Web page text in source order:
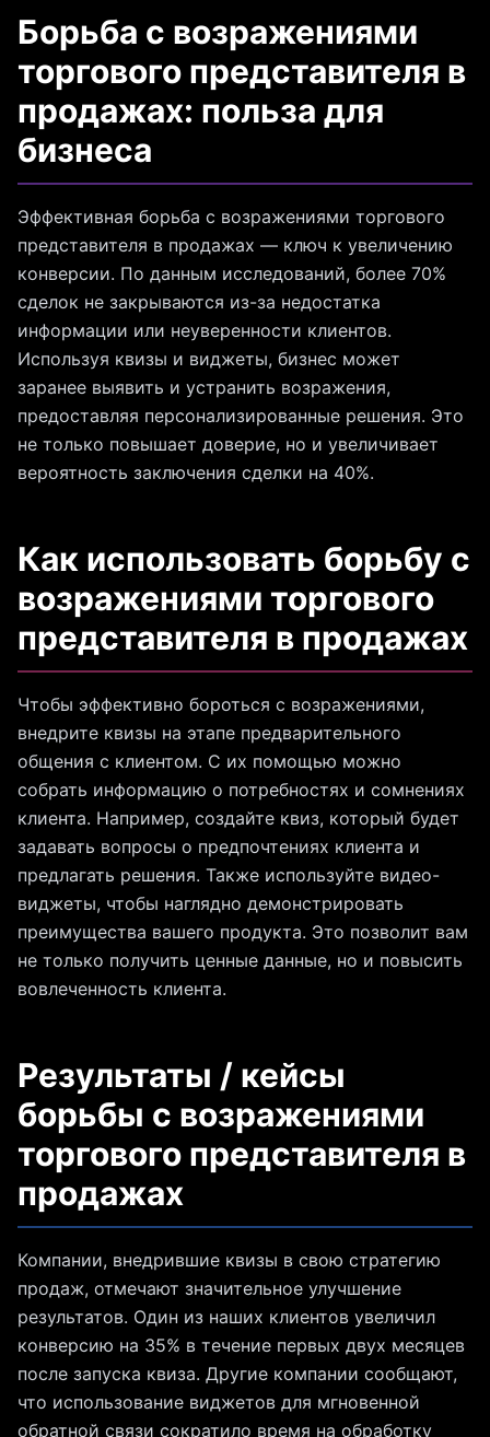
Борьба с возражениями
торгового представителя в
продажах: польза для
бизнеса
Эффективная борьба с возражениями торгового
представителя в продажах — ключ к увеличению
конверсии. По данным исследований, более 70%
сделок не закрываются из-за недостатка
информации или неуверенности клиентов.
Используя квизы и виджеты, бизнес может
заранее выявить и устранить возражения,
предоставляя персонализированные решения. Это
не только повышает доверие, но и увеличивает
вероятность заключения сделки на 40%.
Как использовать борьбу с
возражениями торгового
представителя в продажах
Чтобы эффективно бороться с возражениями,
внедрите квизы на этапе предварительного
общения с клиентом. С их помощью можно
собрать информацию о потребностях и сомнениях
клиента. Например, создайте квиз, который будет
задавать вопросы о предпочтениях клиента и
предлагать решения. Также используйте видео-
виджеты, чтобы наглядно демонстрировать
преимущества вашего продукта. Это позволит вам
не только получить ценные данные, но и повысить
вовлеченность клиента.
Результаты / кейсы
борьбы с возражениями
торгового представителя в
продажах
Компании, внедрившие квизы в свою стратегию
продаж, отмечают значительное улучшение
результатов. Один из наших клиентов увеличил
конверсию на 35% в течение первых двух месяцев
после запуска квиза. Другие компании сообщают,
что использование виджетов для мгновенной
обратной связи сократило время на обработку